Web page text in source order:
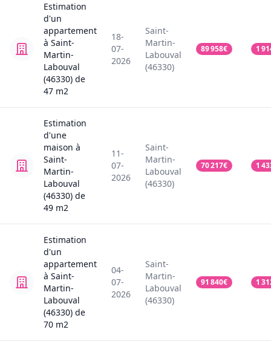
Estimation
d'un
appartement
à Saint-
Martin-
Labouval
(46330) de
47 m2
18-
07-
2026
Saint-
Martin-
Labouval
(46330)
89 958€ 1
Estimation
d'une
maison à
Saint-
Martin-
Labouval
(46330) de
49 m2
11-
07-
2026
Saint-
Martin-
Labouval
(46330)
70 217€ 1
Estimation
d'un
appartement
à Saint-
Martin-
Labouval
(46330) de
70 m2
04-
07-
2026
Saint-
Martin-
Labouval
(46330)
91 840€ 1